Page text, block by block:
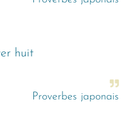
huit
Proverbes japonais